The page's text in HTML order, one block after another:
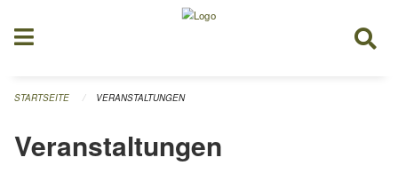
STARTSEITE VERANSTALTUNGEN
Veranstaltungen